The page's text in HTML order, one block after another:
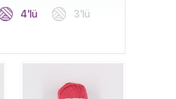
4'lü 3'lü